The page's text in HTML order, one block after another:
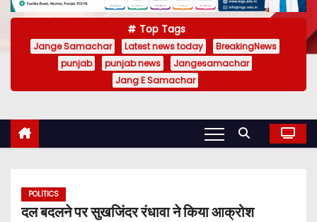
Top Tags
Jange Samachar Latest news today
BreakingNews
punjab
punjab news
Jangesamachar
Jang E Samachar
POLITICS
दल बदलने पर सुखजिंदर रंधावा ने किया आक्रोश